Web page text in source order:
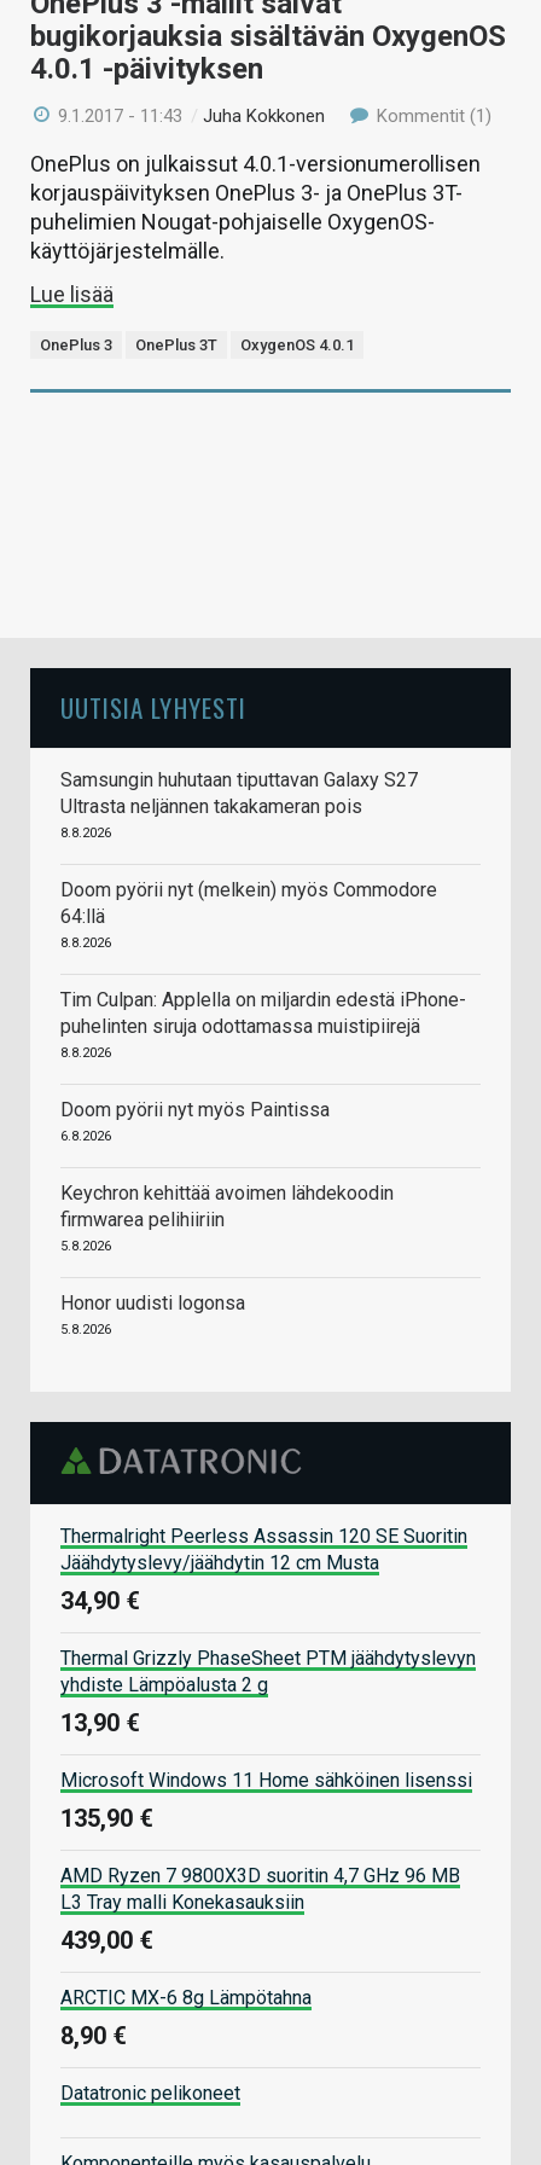
bugikorjauksia sisältävän OxygenOS
4.0.1 -päivityksen
9.1.2017 - 11:43 /Juha Kokkonen Kommentit (1)
OnePlus on julkaissut 4.0.1-versionumerollisen
korjauspäivityksen OnePlus 3- ja OnePlus 3T-
puhelimien Nougat-pohjaiselle OxygenOS-
käyttöjärjestelmälle.
Lue lisää
OnePlus 3 OnePlus 3T OxygenOS 4.0.1
UUTISIA LYHYESTI
Samsungin huhutaan tiputtavan Galaxy S27
Ultrasta neljännen takakameran pois
8.8.2026
Doom pyörii nyt (melkein) myös Commodore
64:llä
8.8.2026
Tim Culpan: Applella on miljardin edestä iPhone-
puhelinten siruja odottamassa muistipiirejä
8.8.2026
Doom pyörii nyt myös Paintissa
6.8.2026
Keychron kehittää avoimen lähdekoodin
firmwarea pelihiiriin
5.8.2026
Honor uudisti logonsa
5.8.2026
Thermalright Peerless Assassin 120 SE Suoritin
Jäähdytyslevy/jäähdytin 12 cm Musta
34,90 €
Thermal Grizzly PhaseSheet PTM jäähdytyslevyn
yhdiste Lämpöalusta 2 g
13,90 €
Microsoft Windows 11 Home sähköinen lisenssi
135,90 €
AMD Ryzen 7 9800X3D suoritin 4,7 GHz 96 MB
L3 Tray malli Konekasauksiin
439,00 €
ARCTIC MX-6 8g Lämpötahna
8,90 €
Datatronic pelikoneet